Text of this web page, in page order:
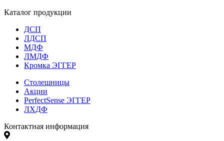
Каталог продукции
ДСП
ЛДСП
МДФ
ЛМДФ
Кромка ЭГГЕР
Столешницы
Акции
PerfectSense ЭГГЕР
ЛХДФ
Контактная информация